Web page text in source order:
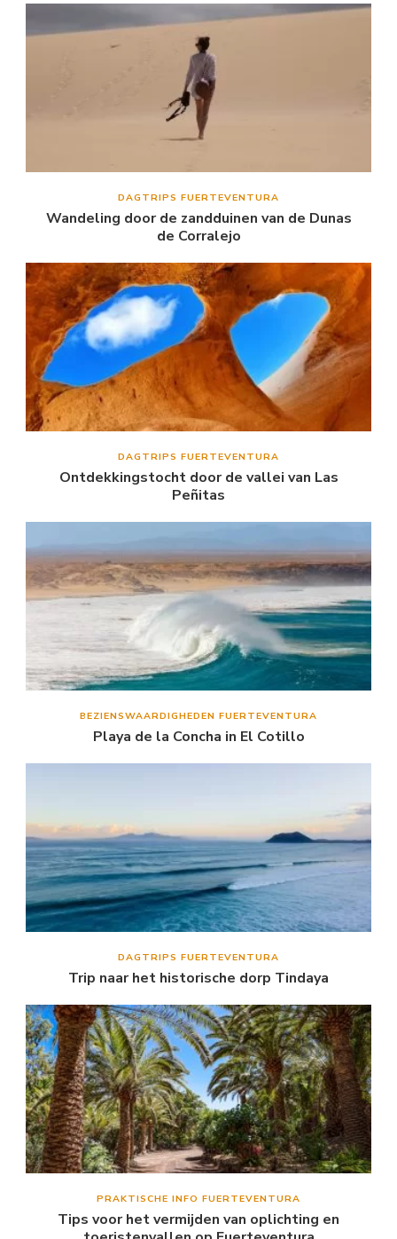
DAGTRIPS FUERTEVENTURA
Wandeling door de zandduinen van de Dunas
de Corralejo
DAGTRIPS FUERTEVENTURA
Ontdekkingstocht door de vallei van Las
Peñitas
BEZIENSWAARDIGHEDEN FUERTEVENTURA
Playa de la Concha in El Cotillo
DAGTRIPS FUERTEVENTURA
Trip naar het historische dorp Tindaya
PRAKTISCHE INFO FUERTEVENTURA
Tips voor het vermijden van oplichting en